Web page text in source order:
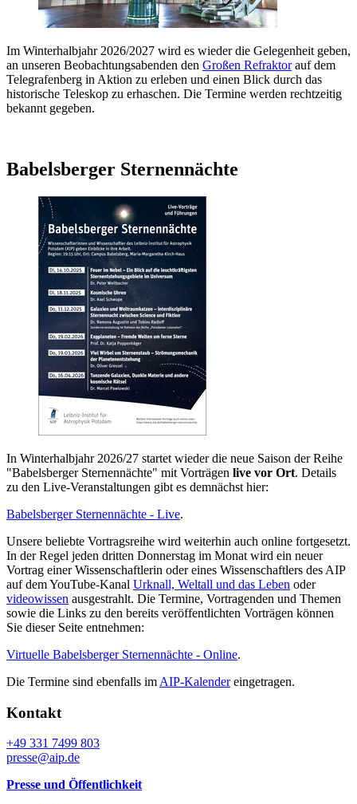
Im Winterhalbjahr 2026/2027 wird es wieder die Gelegenheit geben,
an unseren Beobachtungsabenden den Großen Refraktorauf dem
Telegrafenberg in Aktion zu erleben und einen Blick durch das
historische Teleskop zu erhaschen. Die Termine werden rechtzeitig
bekannt gegeben.
Babelsberger Sternennächte
In Winterhalbjahr 2026/27 startet wieder die neue Saison der Reihe
"Babelsberger Sternennächte" mit Vorträgen live vor Ort. Details
zu den Live-Veranstaltungen gibt es demnächst hier:
Babelsberger Sternennächte - Live.
Unsere beliebte Vortragsreihe wird weiterhin auch online fortgesetzt.
In der Regel jeden dritten Donnerstag im Monat wird ein neuer
Vortrag einer Wissenschaftlerin oder eines Wissenschaftlers des AIP
auf dem YouTube-Kanal Urknall, Weltall und das Leben oder
videowissen ausgestrahlt. Die Termine, Vortragenden und Themen
sowie die Links zu den bereits veröffentlichten Vorträgen können
Sie dieser Seite entnehmen:
Virtuelle Babelsberger Sternennächte - Online.
Die Termine sind ebenfalls im AIP-Kalendereingetragen.
Kontakt
+49 331 7499 803
presse@aip.de
Presse und Öffentlichkeit